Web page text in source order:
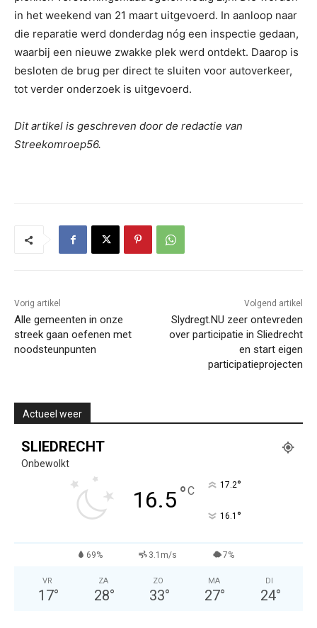
in het weekend van 21 maart uitgevoerd. In aanloop naar
die reparatie werd donderdag nóg een inspectie gedaan,
waarbij een nieuwe zwakke plek werd ontdekt. Daarop is
besloten de brug per direct te sluiten voor autoverkeer,
tot verder onderzoek is uitgevoerd.
Dit artikel is geschreven door de redactie van
Streekomroep56.
Vorig artikel
Alle gemeenten in onze
streek gaan oefenen met
noodsteunpunten
Volgend artikel
Slydregt.NU zeer ontevreden
over participatie in Sliedrecht
en start eigen
participatieprojecten
Actueel weer
SLIEDRECHT
Onbewolkt
16.5°C 17.2°
16.1 °
69% 3.1m/s 7%
VR
17°
ZA
28°
ZO
33°
MA
27°
DI
24°